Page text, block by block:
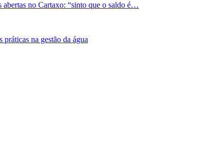
abertas no Cartaxo: “sinto que o saldo é…
na gestão da água